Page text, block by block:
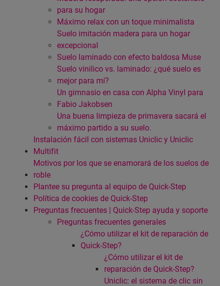
para su hogar
Máximo relax con un toque minimalista
Suelo imitación madera para un hogar
excepcional
Suelo laminado con efecto baldosa Muse
Suelo vinilico vs. laminado: ¿qué suelo es
mejor para mí?
Un gimnasio en casa con Alpha Vinyl para
Fabio Jakobsen
Una buena limpieza de primavera sacará el
máximo partido a su suelo.
Instalación fácil con sistemas Uniclic y Uniclic
Multifit
Motivos por los que se enamorará de los suelos de
roble
Plantee su pregunta al equipo de Quick-Step
Política de cookies de Quick-Step
Preguntas frecuentes | Quick-Step ayuda y soporte
Preguntas frecuentes generales
¿Cómo utilizar el kit de reparación de
Quick-Step?
¿Cómo utilizar el kit de
reparación de Quick-Step?
Uniclic: el sistema de clic sin